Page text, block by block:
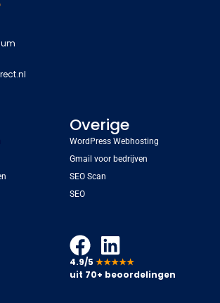
Overige
WordPress Webhosting
Gmail voor bedrijven
SEO Scan
SEO
4.9/5 ★★★★★
uit 70+ beoordelingen